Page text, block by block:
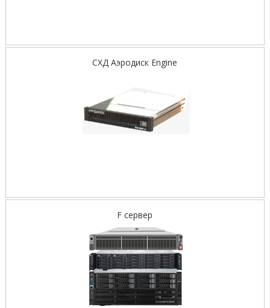
СХД Аэродиск Engine
F сервер